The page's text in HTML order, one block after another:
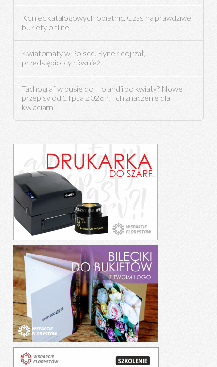
Koniec katalogowych obietnic. Czas na prawdziwe
bukiety online.
Kwiatomaty w Polsce. Rynek dojrzał,
przedsiębiorcy również.
Tachograf w busie do Holandii po kwiaty? Nowe
przepisy od 1 lipca 2026 r. i ich znaczenie dla
kwiaciarni